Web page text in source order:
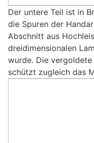
Der untere Teil ist in
die Spuren der
Abschnitt aus
dreidimensionalen
wurde. Die
schützt zugleich das